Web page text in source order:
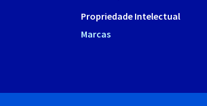
Propriedade Intelectual
Marcas